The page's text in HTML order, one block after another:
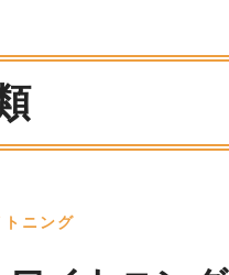
ニング